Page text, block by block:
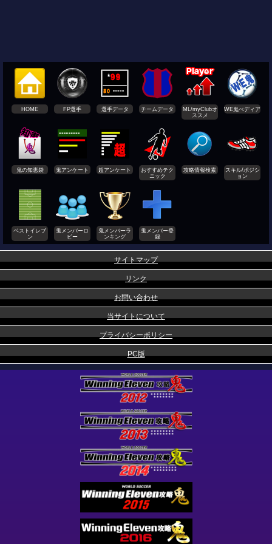
HOME FP選手 選手データ チームデータ
ML/myClubオ
ススメ
WE鬼ぺディア
鬼の知恵袋 鬼アンケート 超アンケート
おすすめテク
ニック
攻略情報検索
スキル/ポジシ
ョン
ベストイレブ
ン
鬼メンバーロ
ビー
鬼メンバーラ
ンキング
鬼メンバー登
録
サイトマップ
リンク
お問い合わせ
当サイトについて
プライバシーポリシー
PC版